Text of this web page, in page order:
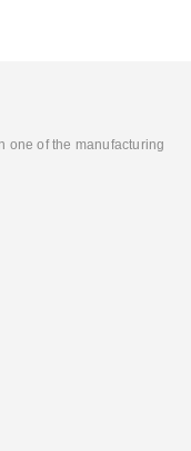
one of the manufacturing